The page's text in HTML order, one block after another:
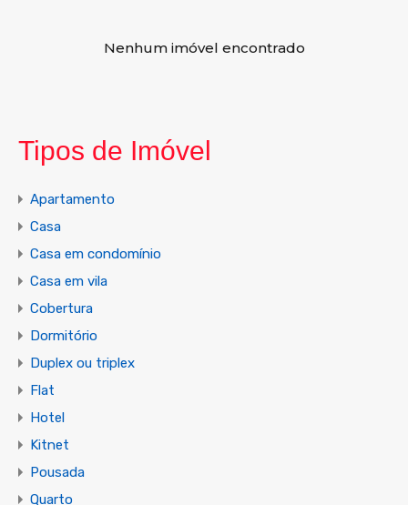
Nenhum imóvel encontrado
Tipos de Imóvel
Apartamento
Casa
Casa em condomínio
Casa em vila
Cobertura
Dormitório
Duplex ou triplex
Flat
Hotel
Kitnet
Pousada
Quarto